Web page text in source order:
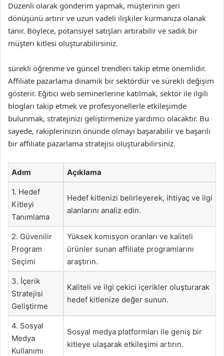
Düzenli olarak gönderim yapmak, müşterinin geri
dönüşünü artırır ve uzun vadeli ilişkiler kurmanıza olanak
tanır. Böylece, potansiyel satışları artırabilir ve sadık bir
müşteri kitlesi oluşturabilirsiniz.
sürekli öğrenme ve güncel trendleri takip etme önemlidir.
Affiliate pazarlama dinamik bir sektördür ve sürekli değişim
gösterir. Eğitici web seminerlerine katılmak, sektör ile ilgili
blogları takip etmek ve profesyonellerle etkileşimde
bulunmak, stratejinizi geliştirmenize yardımcı olacaktır. Bu
sayede, rakiplerinizin önünde olmayı başarabilir ve başarılı
bir affiliate pazarlama stratejisi oluşturabilirsiniz.
Adım Açıklama
1. Hedef
Kitleyi
Tanımlama
Hedef kitlenizi belirleyerek, ihtiyaç ve ilgi
alanlarını analiz edin.
2. Güvenilir
Program
Seçimi
Yüksek komisyon oranları ve kaliteli
ürünler sunan affiliate programlarını
araştırın.
3. İçerik
Stratejisi
Geliştirme
Kaliteli ve ilgi çekici içerikler oluşturarak
hedef kitlenize değer sunun.
4. Sosyal
Medya
Kullanımı
Sosyal medya platformları ile geniş bir
kitleye ulaşarak etkileşimi artırın.